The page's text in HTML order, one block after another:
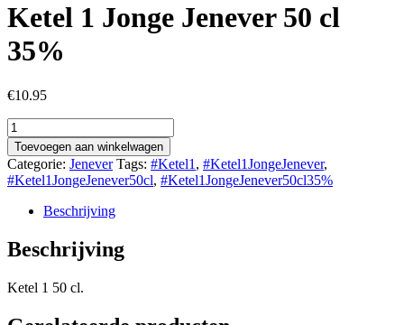
Ketel 1 Jonge Jenever 50 cl
35%
€10.95
Ketel
1
Jonge
Jenever
50
aantal
Toevoegen aan winkelwagen
Categorie: Jenever Tags: #Ketel1 , #Ketel1JongeJenever,
#Ketel1JongeJenever50cl, #Ketel1JongeJenever50cl35%
Beschrijving
Beschrijving
Ketel 1 50 cl.